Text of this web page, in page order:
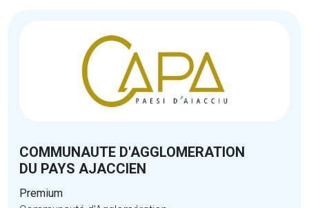
COMMUNAUTE D'AGGLOMERATION
DU PAYS AJACCIEN
Premium